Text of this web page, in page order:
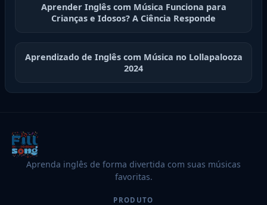
Aprender Inglês com Música Funciona para
Crianças e Idosos? A Ciência Responde
Aprendizado de Inglês com Música no Lollapalooza
2024
Aprenda inglês de forma divertida com suas músicas
favoritas.
PRODUTO